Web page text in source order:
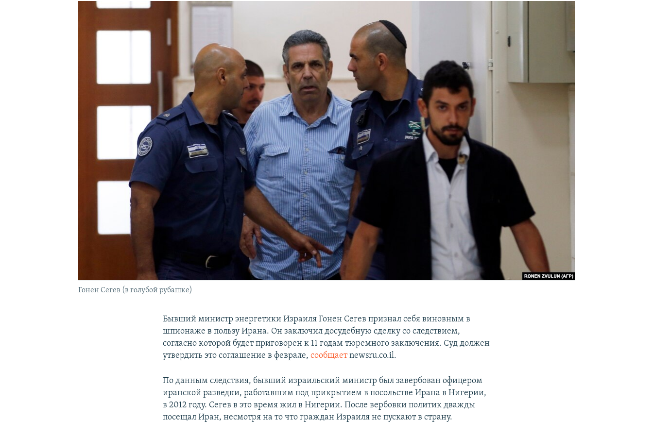
Гонен Сегев (в голубой рубашке)
Бывший министр энергетики Израиля Гонен Сегев признал себя виновным в
шпионаже в пользу Ирана. Он заключил досудебную сделку со следствием,
согласно которой будет приговорен к 11 годам тюремного заключения. Суд должен
утвердить это соглашение в феврале,сообщаетnewsru.co.il.
По данным следствия, бывший израильский министр был завербован офицером
иранской разведки, работавшим под прикрытием в посольстве Ирана в Нигерии,
в 2012 году. Сегев в это время жил в Нигерии. После вербовки политик дважды
посещал Иран, несмотря на то что граждан Израиля не пускают в страну.